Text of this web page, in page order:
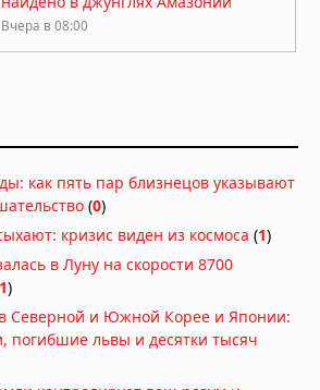
Вчера в 08:00
сохранившееся» яйцо динозавра
возрастом 70 миллионов лет
Вчера в 06:49
Погребённые гиганты Бретани:
сканирование земли выявило
скрытые каменные фигуры внутри
6000-летних курганов
04.08.2026 в 08:49
как пять пар близнецов указывают
(0)
кризис виден из космоса (1)
в Луну на скорости 8700
1)
Северной и Южной Корее и Японии:
погибшие львы и десятки тысяч